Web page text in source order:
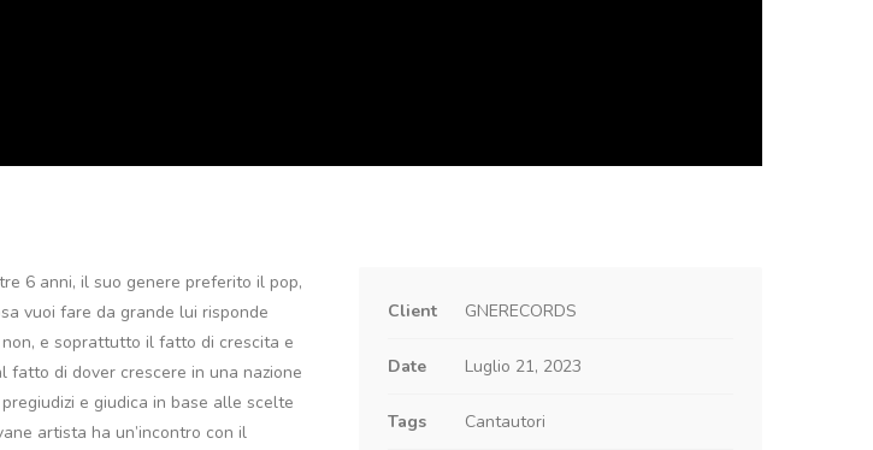
6 anni, il suo genere preferito il pop,
vuoi fare da grande lui risponde
e soprattutto il fatto di crescita e
fatto di dover crescere in una nazione
e giudica in base alle scelte
artista ha un’incontro con il
Client GNERECORDS
Date Luglio 21, 2023
Tags Cantautori